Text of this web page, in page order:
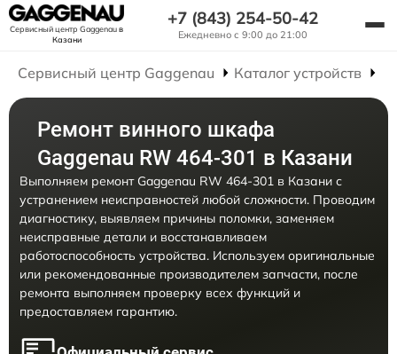
Сервисный центр Gaggenauв
Казани
+7 (843) 254-50-42
Ежедневно с 9:00 до 21:00
Сервисный центр Gaggenau Каталог устройств
Ремонт винного шкафа
Gaggenau RW 464-301 в Казани
Выполняем ремонт Gaggenau RW 464-301 в Казани с
устранением неисправностей любой сложности. Проводим
диагностику, выявляем причины поломки, заменяем
неисправные детали и восстанавливаем
работоспособность устройства. Используем оригинальные
или рекомендованные производителем запчасти, после
ремонта выполняем проверку всех функций и
предоставляем гарантию.